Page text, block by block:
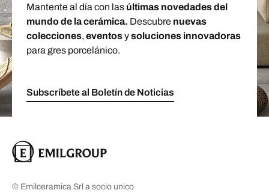
Mantente al día con las últimas novedades del
mundo de la cerámica. Descubre nuevas
colecciones, eventosysoluciones innovadoras
para gres porcelánico.
Subscríbete al Boletín de Noticias
© Emilceramica Srl a socio unico